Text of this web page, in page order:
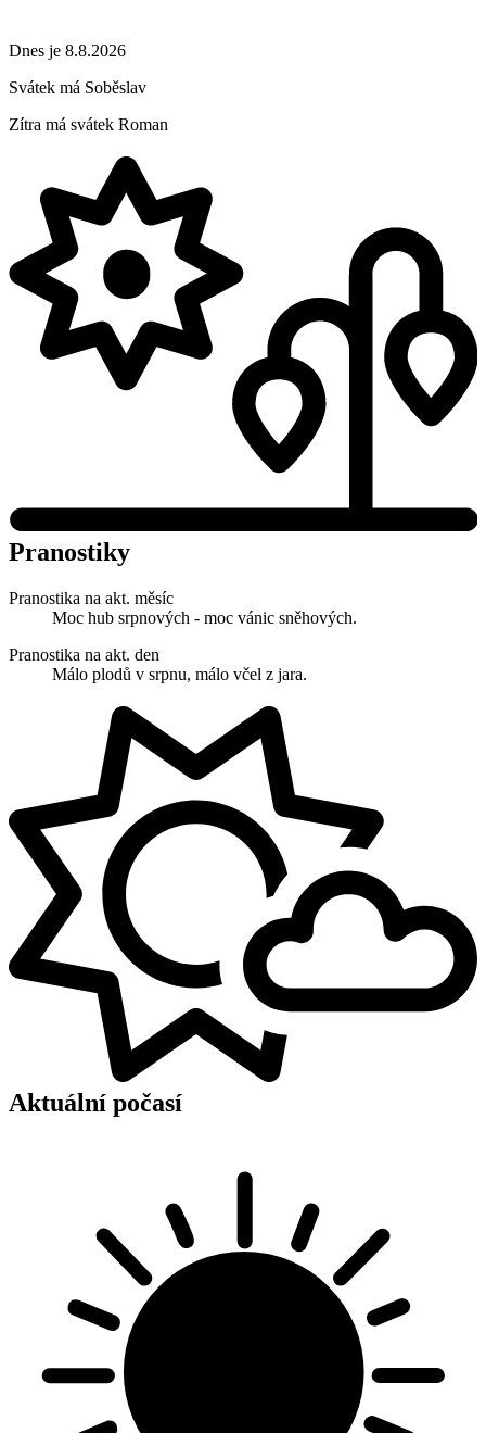
Dnes je 8.8.2026
Svátek má Soběslav
Zítra má svátek Roman
Pranostiky
Pranostika na akt. měsíc
Moc hub srpnových - moc vánic sněhových.
Pranostika na akt. den
Málo plodů v srpnu, málo včel z jara.
Aktuální počasí